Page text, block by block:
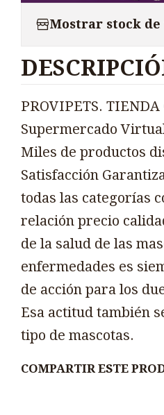
Mostrar stock
PROVIPETS.
Supermercado
Miles de productos
Satisfacción
todas las categorías
relación precio
de la salud de las
enfermedades es
de acción para los
Esa actitud también
tipo de mascotas.
COMPARTIR ESTE